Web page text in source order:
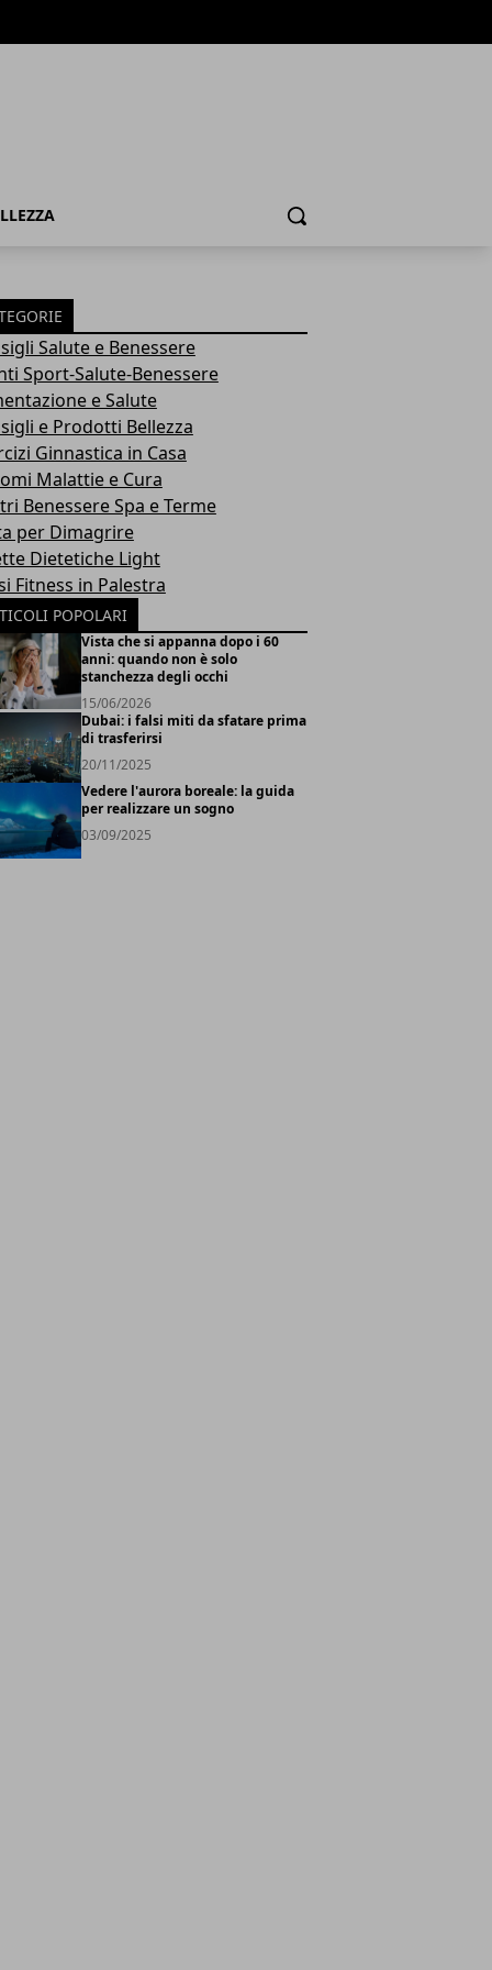
Cerca
Salute e Benessere
Sport-Salute-Benessere
e Salute
e Prodotti Bellezza
Ginnastica in Casa
Malattie e Cura
Benessere Spa e Terme
per Dimagrire
Dietetiche Light
Fitness in Palestra
POPOLARI
Vista che si appanna dopo i 60
anni: quando non è solo
stanchezza degli occhi
15/06/2026
Dubai: i falsi miti da sfatare prima
di trasferirsi
20/11/2025
Vedere l'aurora boreale: la guida
per realizzare un sogno
03/09/2025